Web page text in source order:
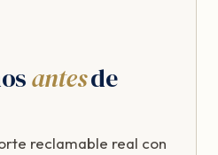
antesde
reclamable real con